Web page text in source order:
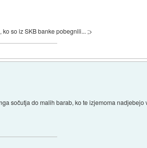
so iz SKB banke pobegnili... ;>
sočutja do malih barab, ko te izjemoma nadjebejo